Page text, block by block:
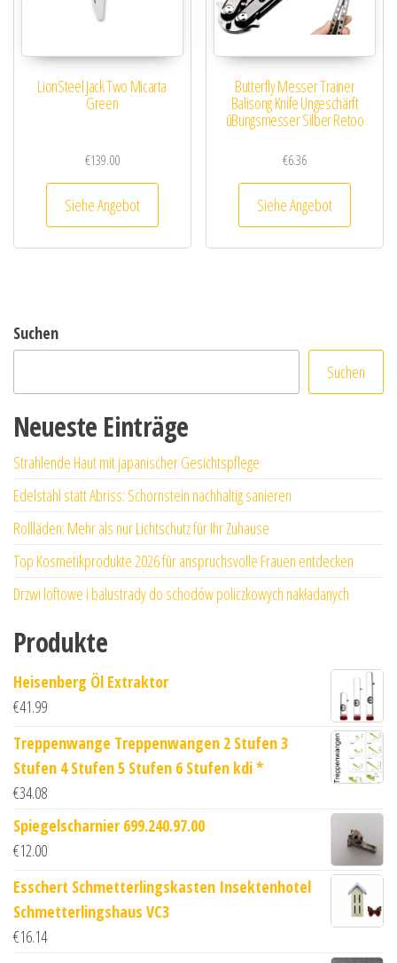
LionSteel Jack Two Micarta
Green
€139.00
Siehe Angebot
Butterfly Messer Trainer
Balisong Knife Ungeschärft
üBungsmesser Silber Retoo
€6.36
Siehe Angebot
Suchen
Suchen
Neueste Einträge
Strahlende Haut mit japanischer Gesichtspflege
Edelstahl statt Abriss: Schornstein nachhaltig sanieren
Rollläden: Mehr als nur Lichtschutz für Ihr Zuhause
Top Kosmetikprodukte 2026 für anspruchsvolle Frauen entdecken
Drzwi loftowe i balustrady do schodów policzkowych nakładanych
Produkte
Heisenberg Öl Extraktor
€41.99
Treppenwange Treppenwangen 2 Stufen 3
Stufen 4 Stufen 5 Stufen 6 Stufen kdi *
€34.08
Spiegelscharnier 699.240.97.00
€12.00
Esschert Schmetterlingskasten Insektenhotel
Schmetterlingshaus VC3
€16.14